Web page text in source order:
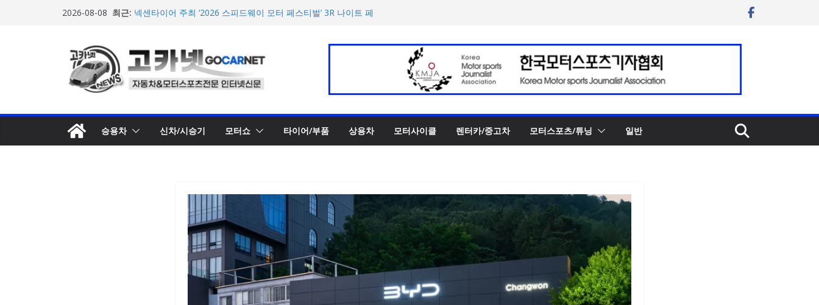
2026-08-08 최근: 확보
아우디, 405일 만에 완성한 초고성능 슈퍼카 ‘누볼라리’ 제작 비하
인드 영상 공개
벤틀리, 첫 순수 전기 어반 럭셔리 SUV 토르칼 탑재될 ‘큐레이션
엔진’ 공개
루션 제안
승용차
신차/시승기 모터쇼 타이어/부품 상용차 모터사이클 렌터카/중고차 모터스포츠/튜닝 일반